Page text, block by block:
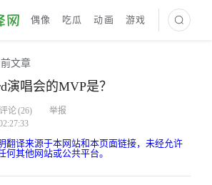
偶像 吃瓜 动画 游戏 最新译文
前文章
演唱会的MVP是？
论(26)
举报
翻译来源于本网站和本页面链接，未经允许
何其他网站或公共平台。